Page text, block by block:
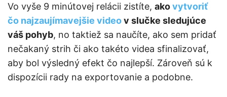
Vo vyše 9 minútovej relácii zistíte, akovytvoriť
čo najzaujímavejšie videov slučke sledujúce
váš pohyb, no taktiež sa naučíte, ako sem pridať
nečakaný strih či ako takéto videa sfinalizovať,
aby bol výsledný efekt čo najlepší. Zároveň sú k
dispozícii rady na exportovanie a podobne.